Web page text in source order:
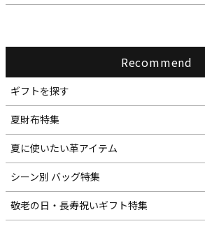
Recommend
ギフトを探す
夏財布特集
夏に使いたい革アイテム
シーン別 バッグ特集
敬老の日・長寿祝いギフト特集